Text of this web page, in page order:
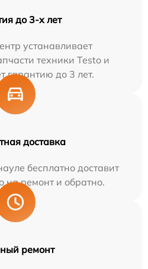
до 3-х лет
устанавливает
техники Testo и
гарантию до 3 лет.
доставка
бесплатно доставит
на ремонт и обратно.
ремонт